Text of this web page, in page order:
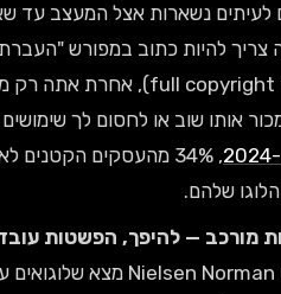
אצל המעצב עד שאתה משלם
במפורש "העברת זכויות
יוצרים מלאה" (full copyright transfer), אחרת אתה רק משתמש בלוגו
או לחסום לך שימושים מסוימים.
, 34% מהעסקים הקטנים לא מודעים למי
להיפך, הפשטות עובדת טוב
המחקר של Nielsen Norman Group מצא שלוגואים עם 3 צבעים